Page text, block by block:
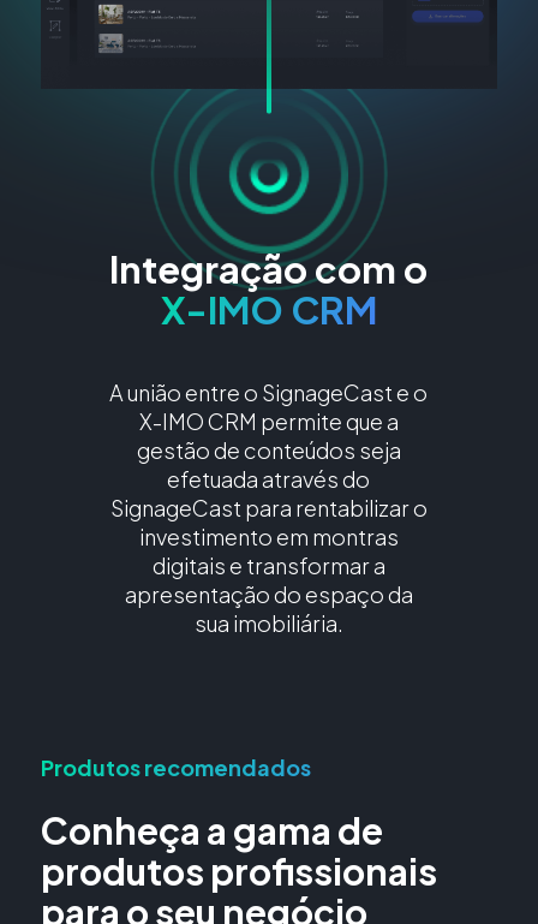
Email
Área de Atividade
Empresa
Mensagem
Li e aceito a Política de Privacidade
Enviar
Integração com o
X-IMO CRM
A união entre o SignageCast e o
X-IMO CRM permite que a
gestão de conteúdos seja
efetuada através do
SignageCast para rentabilizar o
investimento em montras
digitais e transformar a
apresentação do espaço da
sua imobiliária.
Produtos recomendados
Conheça a gama de
produtos profissionais
para o seu negócio